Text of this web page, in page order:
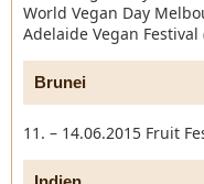
World Vegan Day
Adelaide Vegan
Brunei
11. – 14.06.2015 Fruit